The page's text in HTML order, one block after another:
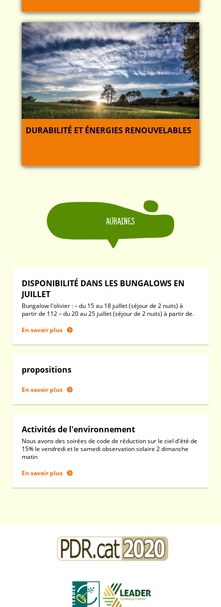
DURABILITÉ ET ÉNERGIES RENOUVELABLES
AUBAINES
DISPONIBILITÉ DANS LES BUNGALOWS EN
JUILLET
Bungalow l'olivier : – du 15 au 18 juillet (séjour de 2 nuits) à
partir de 112 – du 20 au 25 juillet (séjour de 2 nuits) à partir de.
En savoir plus
propositions
En savoir plus
Activités de l'environnement
Nous avons des soirées de code de réduction sur le ciel d'été de
15% le vendredi et le samedi observation solaire 2 dimanche
matin
En savoir plus